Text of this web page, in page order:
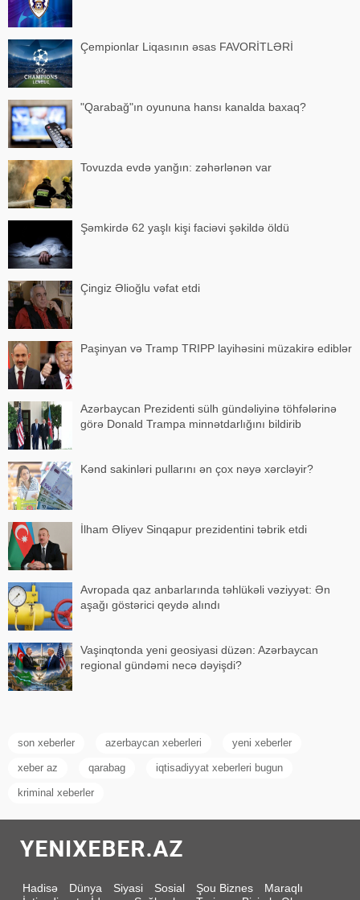
Çempionlar Liqasının əsas FAVORİTLƏRİ
"Qarabağ"ın oyununa hansı kanalda baxaq?
Tovuzda evdə yanğın: zəhərlənən var
Şəmkirdə 62 yaşlı kişi faciəvi şəkildə öldü
Çingiz Əlioğlu vəfat etdi
Paşinyan və Tramp TRIPP layihəsini müzakirə ediblər
Azərbaycan Prezidenti sülh gündəliyinə töhfələrinə
görə Donald Trampa minnətdarlığını bildirib
Kənd sakinləri pullarını ən çox nəyə xərcləyir?
İlham Əliyev Sinqapur prezidentini təbrik etdi
Avropada qaz anbarlarında təhlükəli vəziyyət: Ən
aşağı göstərici qeydə alındı
Vaşinqtonda yeni geosiyasi düzən: Azərbaycan
regional gündəmi necə dəyişdi?
son xeberler azerbaycan xeberleri yeni xeberler
xeber az qarabag iqtisadiyyat xeberleri bugun
kriminal xeberler
Hadisə Dünya Siyasi Sosial Şou Biznes
Maraqlı